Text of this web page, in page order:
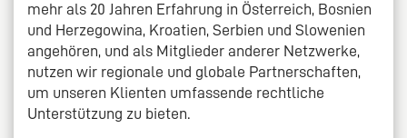
mehr als 20 Jahren Erfahrung in Österreich, Bosnien
und Herzegowina, Kroatien, Serbien und Slowenien
angehören, und als Mitglieder anderer Netzwerke,
nutzen wir regionale und globale Partnerschaften,
um unseren Klienten umfassende rechtliche
Unterstützung zu bieten.